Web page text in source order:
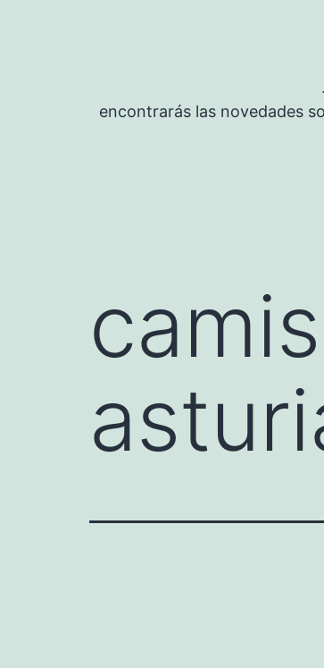
encontrarás las novedades